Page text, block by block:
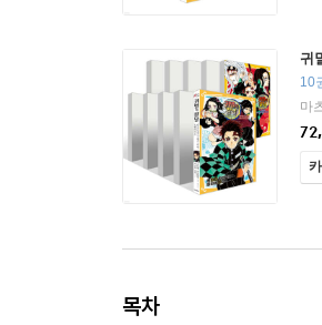
귀
10
마
목차